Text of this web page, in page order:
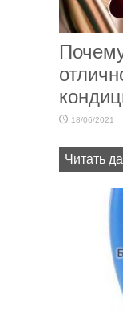
18/06/2021
Читать